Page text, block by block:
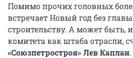
Помимо прочих головных
встречает Новый год без
строительству. А может быть,
комитета как штаба отрасли,
«Союзпетростроя» Лев Каплан